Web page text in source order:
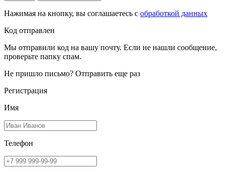
Нажимая на кнопку, вы соглашаетесь с обработкой данных
Код отправлен
Мы отправили код на вашу почту. Если не нашли сообщение,
проверьте папку спам.
Не пришло письмо? Отправить еще раз
Регистрация
Имя
Телефон